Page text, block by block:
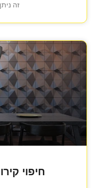
זה
חיפוי